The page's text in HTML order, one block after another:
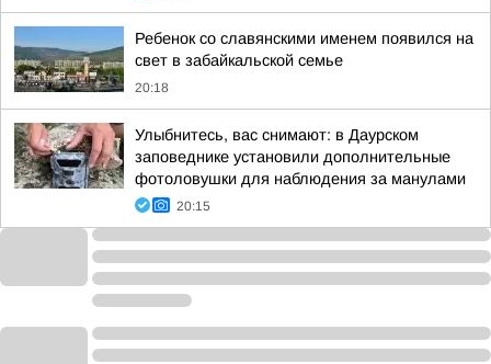
Ребенок со славянскими именем появился на
свет в забайкальской семье
20:18
Улыбнитесь, вас снимают: в Даурском
заповеднике установили дополнительные
фотоловушки для наблюдения за манулами
20:15